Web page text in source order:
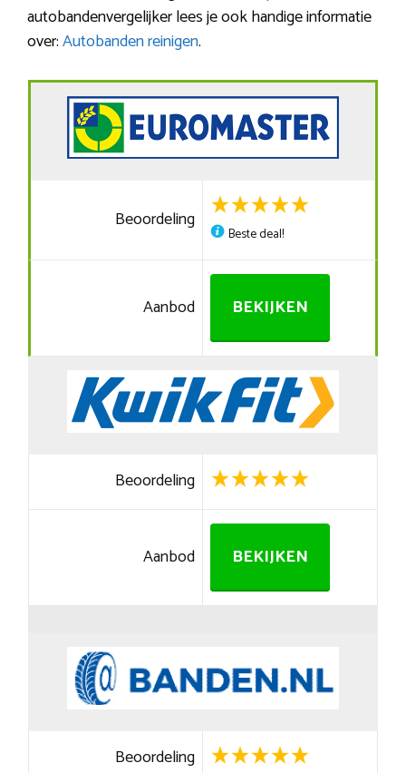
autobandenvergelijker lees je ook handige informatie
over:Autobanden reinigen.
Beoordeling
Beste deal!
Aanbod BEKIJKEN
Beoordeling
Aanbod BEKIJKEN
Beoordeling